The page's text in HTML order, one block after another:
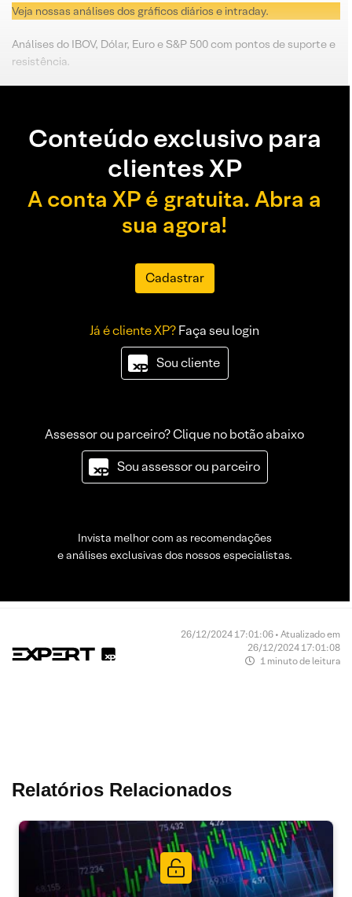
Veja nossas análises dos gráficos diários e intraday.
Análises do IBOV, Dólar, Euro e S&P 500 com pontos de suporte e
resistência.
Conteúdo exclusivo para
clientes XP
A conta XP é gratuita. Abra a
sua agora!
Cadastrar
Já é cliente XP?Faça seu login
Sou cliente
Assessor ou parceiro? Clique no botão abaixo
Sou assessor ou parceiro
Invista melhor com as recomendações
e análises exclusivas dos nossos especialistas.
26/12/2024 17:01:06 • Atualizado em
26/12/2024 17:01:08
1 minuto de leitura
Relatórios Relacionados